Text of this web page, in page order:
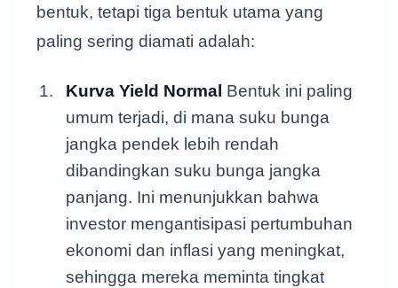
bentuk, tetapi tiga bentuk utama yang
paling sering diamati adalah:
Kurva Yield Normal Bentuk ini paling
umum terjadi, di mana suku bunga
jangka pendek lebih rendah
dibandingkan suku bunga jangka
panjang. Ini menunjukkan bahwa
investor mengantisipasi pertumbuhan
ekonomi dan inflasi yang meningkat,
sehingga mereka meminta tingkat